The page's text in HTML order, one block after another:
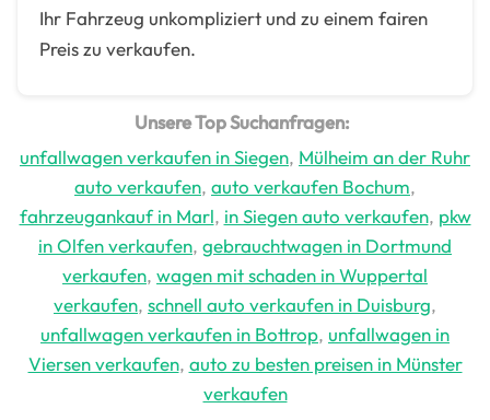
Ihr Fahrzeug unkompliziert und zu einem fairen
Preis zu verkaufen.
Unsere Top Suchanfragen:
unfallwagen verkaufen in Siegen, Mülheim an der Ruhr
auto verkaufen, auto verkaufen Bochum,
fahrzeugankauf in Marl, in Siegen auto verkaufen, pkw
in Olfen verkaufen, gebrauchtwagen in Dortmund
verkaufen, wagen mit schaden in Wuppertal
verkaufen, schnell auto verkaufen in Duisburg,
unfallwagen verkaufen in Bottrop, unfallwagen in
Viersen verkaufen, auto zu besten preisen in Münster
verkaufen